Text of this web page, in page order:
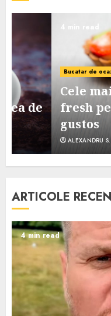
Bucatar de ocazie
Cele mai
fresh pentru
gustos
ALEXANDRU S.
ARTICOLE
4 min read